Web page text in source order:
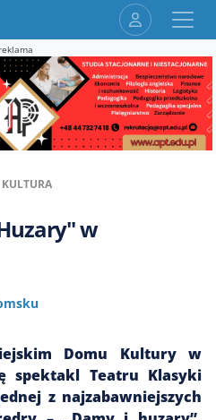
KULTURA
w
Domu Kultury w
spektakl Teatru Klasyki
z najzabawniejszych